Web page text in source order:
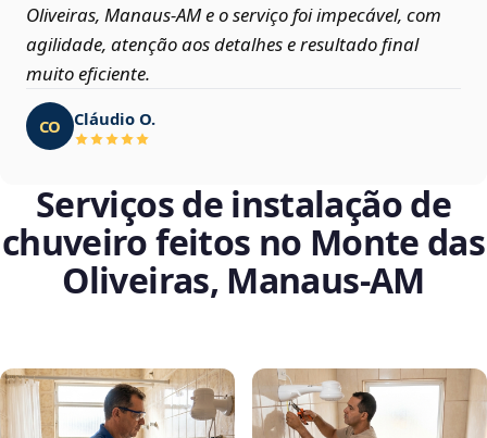
Oliveiras, Manaus‑AM e o serviço foi impecável, com
agilidade, atenção aos detalhes e resultado final
muito eficiente.
CO Cláudio O.
Serviços de instalação de
chuveiro feitos no Monte das
Oliveiras, Manaus‑AM